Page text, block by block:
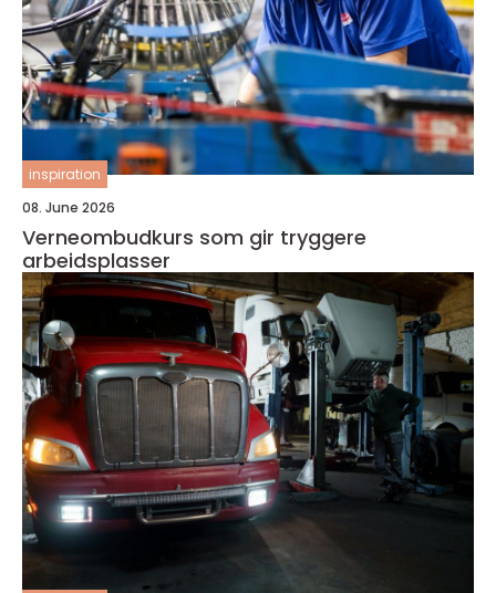
inspiration
08. June 2026
Verneombudkurs som gir tryggere
arbeidsplasser